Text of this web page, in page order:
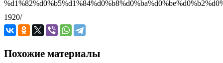
1920/
Похожие материалы